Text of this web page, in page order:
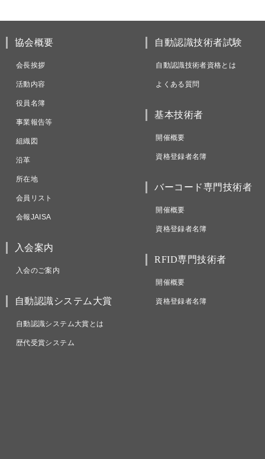
協会概要
会長挨拶
活動内容
役員名簿
事業報告等
組織図
沿革
所在地
会員リスト
会報JAISA
入会案内
入会のご案内
自動認識システム大賞
自動認識システム大賞とは
歴代受賞システム
自動認識技術者試験
自動認識技術者資格とは
よくある質問
基本技術者
開催概要
資格登録者名簿
バーコード専門技術者
開催概要
資格登録者名簿
RFID専門技術者
開催概要
資格登録者名簿